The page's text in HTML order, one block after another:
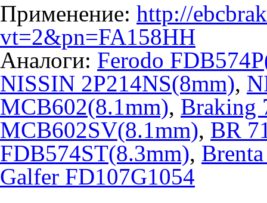
Применение: http://
vt=2&pn=FA158HH
Аналоги: Ferodo
NISSIN 2P214NS(8mm),
MCB602(8.1mm), Braking
MCB602SV(8.1mm), BR
FDB574ST(8.3mm),
Galfer FD107G1054